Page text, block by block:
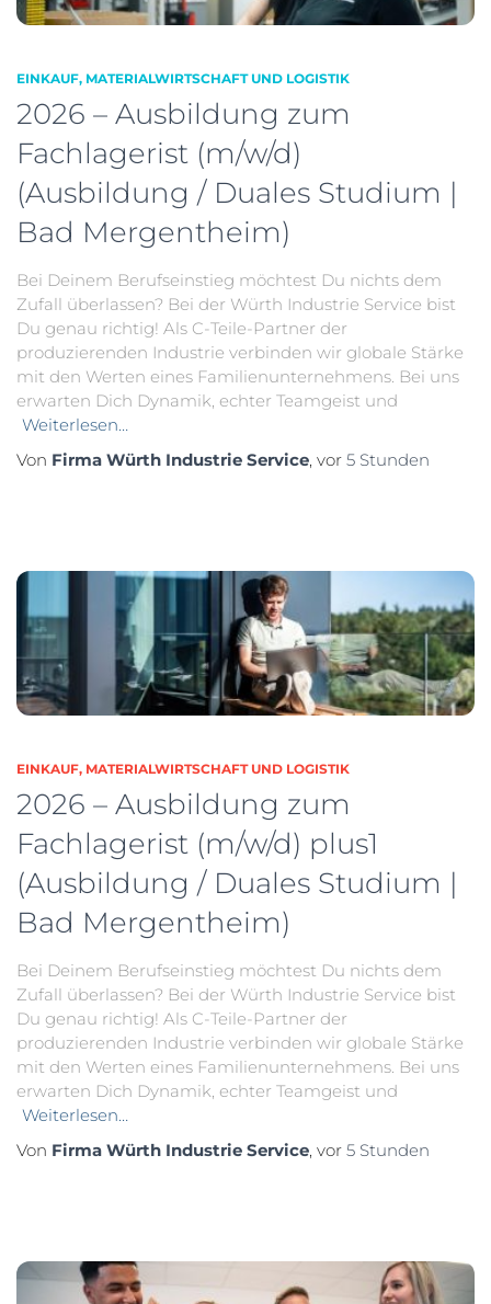
EINKAUF, MATERIALWIRTSCHAFT UND LOGISTIK
2026 – Ausbildung zum
Fachlagerist (m/w/d)
(Ausbildung / Duales Studium |
Bad Mergentheim)
Bei Deinem Berufseinstieg möchtest Du nichts dem
Zufall überlassen? Bei der Würth Industrie Service bist
Du genau richtig! Als C-Teile-Partner der
produzierenden Industrie verbinden wir globale Stärke
mit den Werten eines Familienunternehmens. Bei uns
erwarten Dich Dynamik, echter Teamgeist und
Weiterlesen…
Von Firma Würth Industrie Service, vor 5 Stunden
EINKAUF, MATERIALWIRTSCHAFT UND LOGISTIK
2026 – Ausbildung zum
Fachlagerist (m/w/d) plus1
(Ausbildung / Duales Studium |
Bad Mergentheim)
Bei Deinem Berufseinstieg möchtest Du nichts dem
Zufall überlassen? Bei der Würth Industrie Service bist
Du genau richtig! Als C-Teile-Partner der
produzierenden Industrie verbinden wir globale Stärke
mit den Werten eines Familienunternehmens. Bei uns
erwarten Dich Dynamik, echter Teamgeist und
Weiterlesen…
Von Firma Würth Industrie Service, vor 5 Stunden